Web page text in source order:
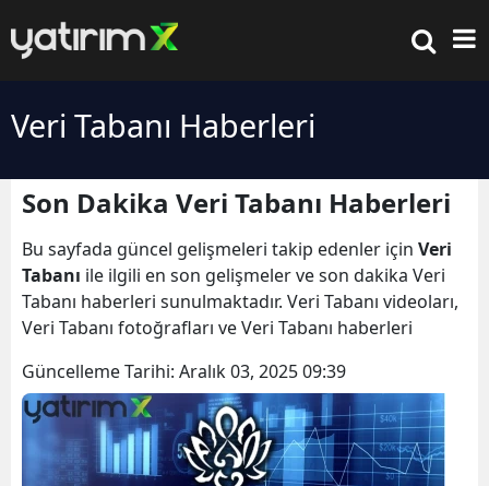
Veri Tabanı Haberleri
Son Dakika Veri Tabanı Haberleri
Bu sayfada güncel gelişmeleri takip edenler için Veri
Tabanı ile ilgili en son gelişmeler ve son dakika Veri
Tabanı haberleri sunulmaktadır. Veri Tabanı videoları,
Veri Tabanı fotoğrafları ve Veri Tabanı haberleri
Güncelleme Tarihi: Aralık 03, 2025 09:39